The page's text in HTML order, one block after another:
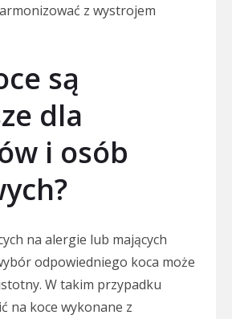
z wystrojem
są
dla
i osób
na alergie lub mających
odpowiedniego koca może
W takim przypadku
na koce wykonane z